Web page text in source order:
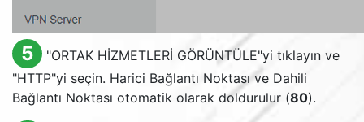
5
"ORTAK HİZMETLERİ GÖRÜNTÜLE"yi tıklayın ve
"HTTP"yi seçin. Harici Bağlantı Noktası ve Dahili
Bağlantı Noktası otomatik olarak doldurulur (80).